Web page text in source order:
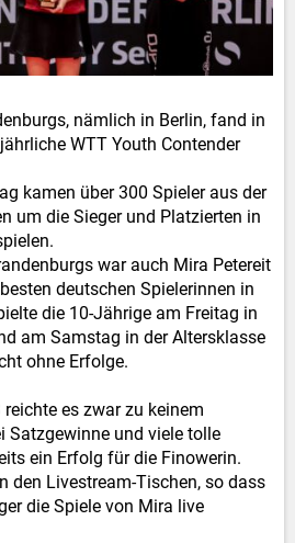
nämlich in Berlin, fand in
WTT Youth Contender
kamen über 300 Spieler aus der
um die Sieger und Platzierten in
war auch Mira Petereit
deutschen Spielerinnen in
die 10-Jährige am Freitag in
am Samstag in der Altersklasse
ohne Erfolge.
reichte es zwar zu keinem
Satzgewinne und viele tolle
ein Erfolg für die Finowerin.
den Livestream-Tischen, so dass
die Spiele von Mira live